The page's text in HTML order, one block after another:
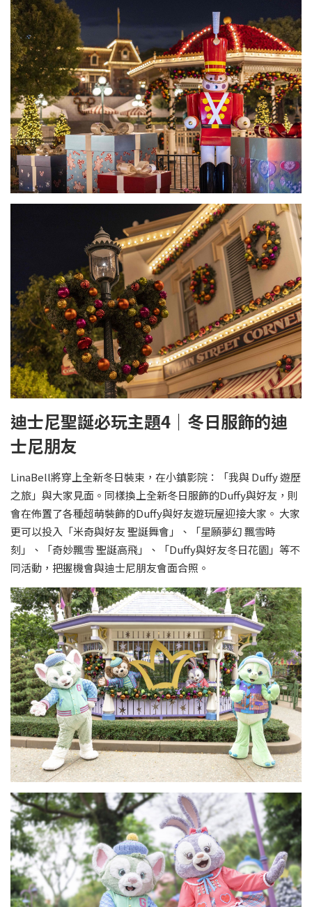
迪士尼聖誕必玩主題4｜冬日服飾的迪
士尼朋友
LinaBell將穿上全新冬日裝束，在小鎮影院：「我與 Duffy 遊歷
之旅」與大家見面。同樣換上全新冬日服飾的Duffy與好友，則
會在佈置了各種超萌裝飾的Duffy與好友遊玩屋迎接大家。 大家
更可以投入「米奇與好友 聖誕舞會」、「星願夢幻 飄雪時
刻」、「奇妙飄雪 聖誕高飛」、「Duffy與好友冬日花園」等不
同活動，把握機會與迪士尼朋友會面合照。